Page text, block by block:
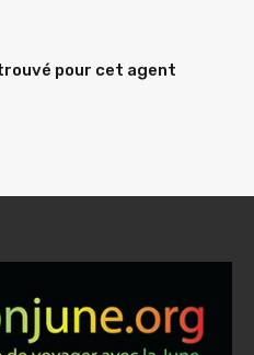
pour cet agent